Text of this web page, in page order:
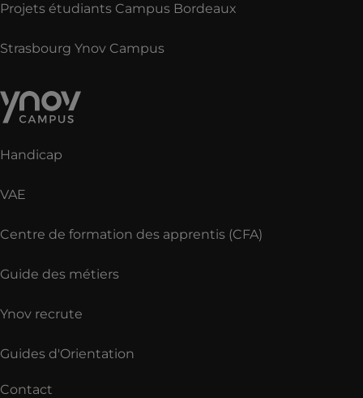
Projets étudiants Campus Bordeaux
Strasbourg Ynov Campus
Handicap
VAE
Centre de formation des apprentis (CFA)
Guide des métiers
Ynov recrute
Guides d'Orientation
Contact